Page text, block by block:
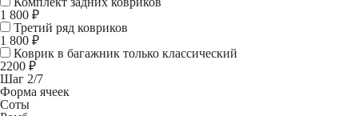
1 800 ₽
Третий ряд ковриков
1 800 ₽
Коврик в багажник только классический
2200 ₽
Шаг 2/7
Форма ячеек
Соты